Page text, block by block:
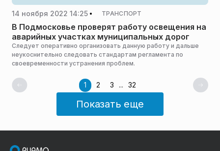
14 ноября 2022 14:25 ТРАНСПОРТ
В Подмосковье проверят работу освещения на
аварийных участках муниципальных дорог
Следует оперативно организовать данную работу и дальше
неукоснительно следовать стандартам регламента по
своевременности устранения проблем.
1 2 3 ... 32
Показать еще